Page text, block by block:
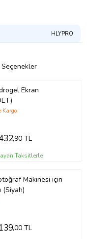
HLYPRO
Ekran
Kargo
,90 TL
Taksitlerle
Makinesi için
(Siyah)
139,00 TL